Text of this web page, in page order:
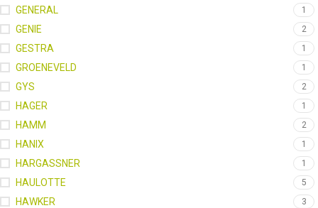
GENERAL 1
GENIE 2
GESTRA 1
GROENEVELD 1
GYS 2
HAGER 1
HAMM 2
HANIX 1
HARGASSNER 1
HAULOTTE 5
HAWKER 3